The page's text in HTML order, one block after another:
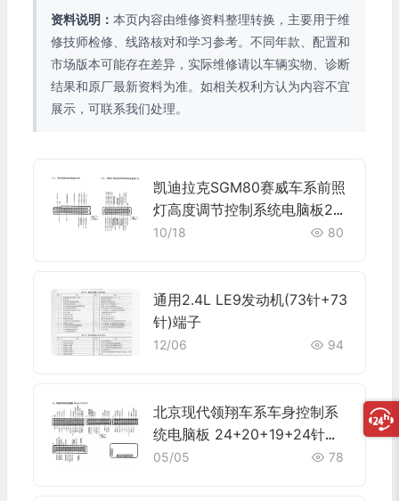
资料说明： 本页内容由维修资料整理转换，主要用于维
修技师检修、线路核对和学习参考。不同年款、配置和
市场版本可能存在差异，实际维修请以车辆实物、诊断
结果和原厂最新资料为准。如相关权利方认为内容不宜
展示，可联系我们处理。
凯迪拉克SGM80赛威车系前照
灯高度调节控制系统电脑板24
针端子
10/18 80
通用2.4L LE9发动机(73针+73
针)端子
12/06 94
北京现代领翔车系车身控制系
统电脑板 24+20+19+24针端
子
05/05 78